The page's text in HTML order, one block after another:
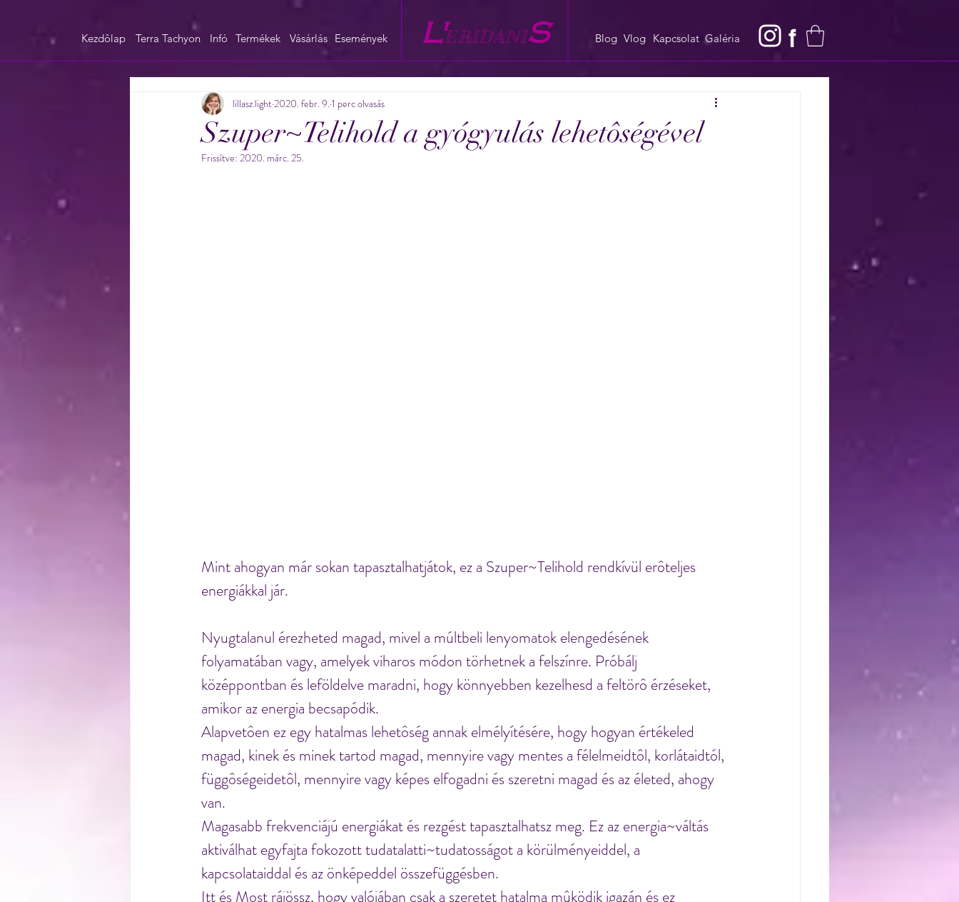
L'ERIDANIS Galéria
Kezdôlap Terra Tachyon Termékek Vásárlás
Infó Események Blog Vlog Kapcsolat
Szuper~Telihold a gyógyulás lehetôségével
lillasz.light2020. febr. 9. 1 perc olvasás
Frissítve: 2020. márc. 25.
Mint ahogyan már sokan tapasztalhatjátok, ez a Szuper~Telihold rendkívül erôteljes
energiákkal jár.
Nyugtalanul érezheted magad, mivel a múltbeli lenyomatok elengedésének
folyamatában vagy, amelyek viharos módon törhetnek a felszínre. Próbálj
középpontban és leföldelve maradni, hogy könnyebben kezelhesd a feltörô érzéseket,
amikor az energia becsapódik.
Alapvetôen ez egy hatalmas lehetôség annak elmélyítésére, hogy hogyan értékeled
magad, kinek és minek tartod magad, mennyire vagy mentes a félelmeidtôl, korlátaidtól,
függôségeidetôl, mennyire vagy képes elfogadni és szeretni magad és az életed, ahogy
van.
Magasabb frekvenciájú energiákat és rezgést tapasztalhatsz meg. Ez az energia~váltás
aktiválhat egyfajta fokozott tudatalatti~tudatosságot a körülményeiddel, a
kapcsolataiddal és az önképeddel összefüggésben.
Itt és Most rájössz, hogy valójában csak a szeretet hatalma mûködik igazán és ez
f